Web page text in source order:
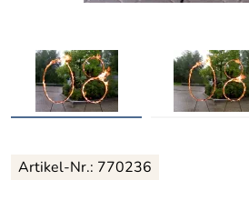
Artikel-Nr.: 770236